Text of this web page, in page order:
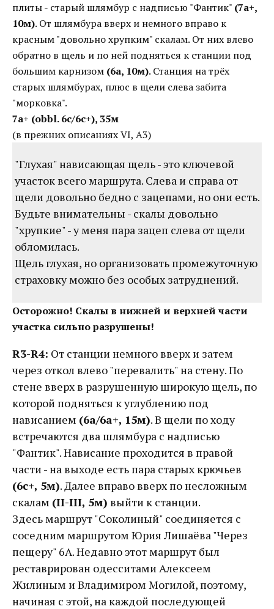
плиты - старый шлямбур с надписью "Фантик" (7a+,
10м). От шлямбура вверх и немного вправо к
красным "довольно хрупким" скалам. От них влево
обратно в щель и по ней подняться к станции под
большим карнизом (6a, 10м). Станция на трёх
старых шлямбурах, плюс в щели слева забита
"морковка".
7a+ (obbl. 6c/6c+), 35м
(в прежних описаниях VI, A3)
"Глухая" нависающая щель - это ключевой
участок всего маршрута. Слева и справа от
щели довольно бедно с зацепами, но они есть.
Будьте внимательны - скалы довольно
"хрупкие" - у меня пара зацеп слева от щели
обломилась.
Щель глухая, но организовать промежуточную
страховку можно без особых затруднений.
Осторожно! Скалы в нижней и верхней части
участка сильно разрушены!
R3-R4: От станции немного вверх и затем
через откол влево "перевалить" на стену. По
стене вверх в разрушенную широкую щель, по
которой подняться к углублению под
нависанием (6a/6a+, 15м). В щели по ходу
встречаются два шлямбура с надписью
"Фантик". Нависание проходится в правой
части - на выходе есть пара старых крючьев
(6с+, 5м). Далее вправо вверх по несложным
скалам (II-III, 5м) выйти к станции.
Здесь маршрут "Соколиный" соединяется с
соседним маршрутом Юрия Лишаёва "Через
пещеру" 6A. Недавно этот маршрут был
реставрирован одесситами Алексеем
Жилиным и Владимиром Могилой, поэтому,
начиная с этой, на каждой последующей